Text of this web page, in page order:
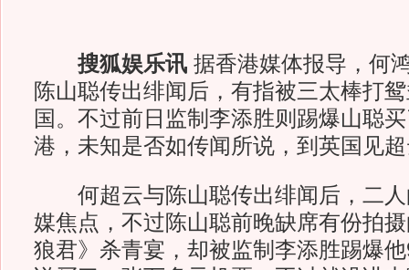
搜狐娱乐讯据香港媒体报导，何
陈山聪传出绯闻后，有指被三太棒打
国。不过前日监制李添胜则踢爆山聪
港，未知是否如传闻所说，到英国见
何超云与陈山聪传出绯闻后，二人
媒焦点，不过陈山聪前晚缺席有份拍
狼君》杀青宴，却被监制李添胜踢爆